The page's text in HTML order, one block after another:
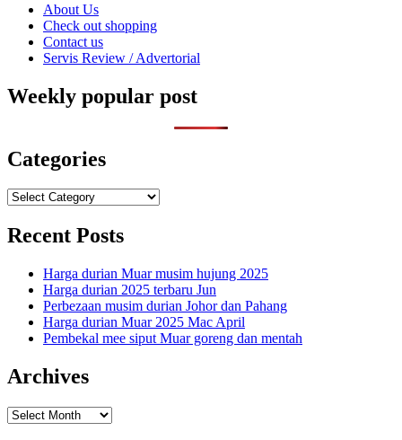
About Us
Check out shopping
Contact us
Servis Review / Advertorial
Weekly popular post
Categories
Categories
Recent Posts
Harga durian Muar musim hujung 2025
Harga durian 2025 terbaru Jun
Perbezaan musim durian Johor dan Pahang
Harga durian Muar 2025 Mac April
Pembekal mee siput Muar goreng dan mentah
Archives
Archives